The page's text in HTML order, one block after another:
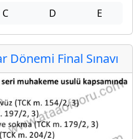
C D E
Dönemi Final Sınavı